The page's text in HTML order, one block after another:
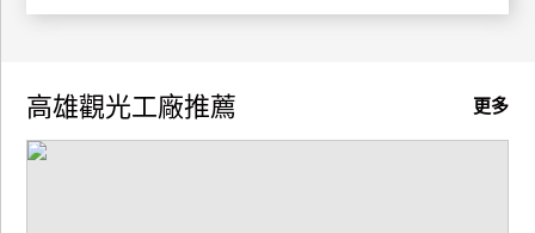
更多
高雄觀光工廠推薦